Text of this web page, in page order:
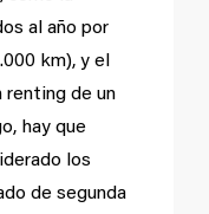
al año por
km), y el
renting de un
hay que
los
de segunda